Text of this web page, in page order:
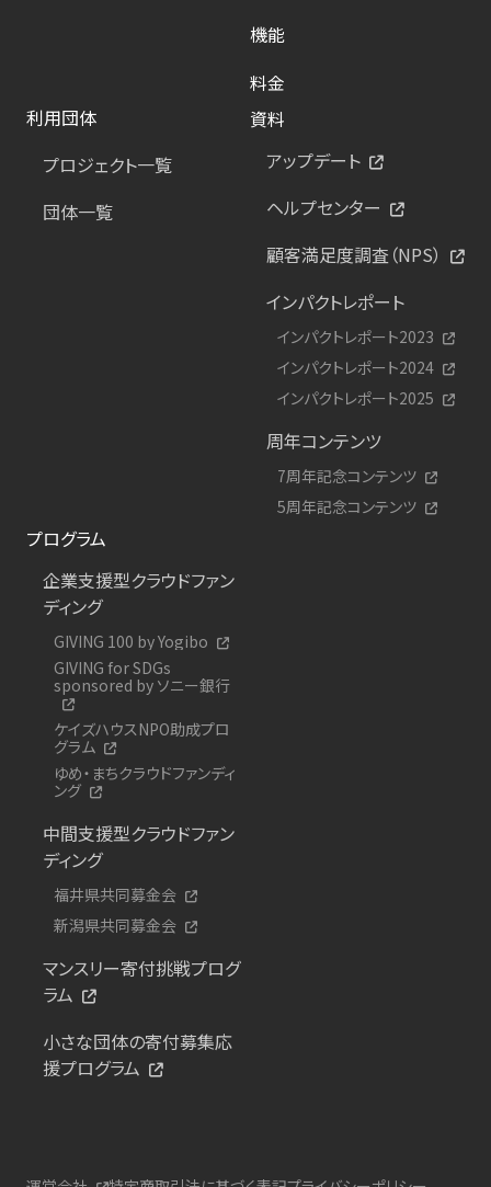
機能
料金
利用団体
プロジェクト一覧
団体一覧
資料
アップデート
ヘルプセンター
顧客満足度調査（NPS）
インパクトレポート
インパクトレポート2023
インパクトレポート2024
インパクトレポート2025
周年コンテンツ
7周年記念コンテンツ
5周年記念コンテンツ
プログラム
企業支援型クラウドファン
ディング
GIVING 100 by Yogibo
GIVING for SDGs
sponsored by ソニー銀行
ケイズハウスNPO助成プロ
グラム
ゆめ・まちクラウドファンディ
ング
中間支援型クラウドファン
ディング
福井県共同募金会
新潟県共同募金会
マンスリー寄付挑戦プログ
ラム
小さな団体の寄付募集応
援プログラム